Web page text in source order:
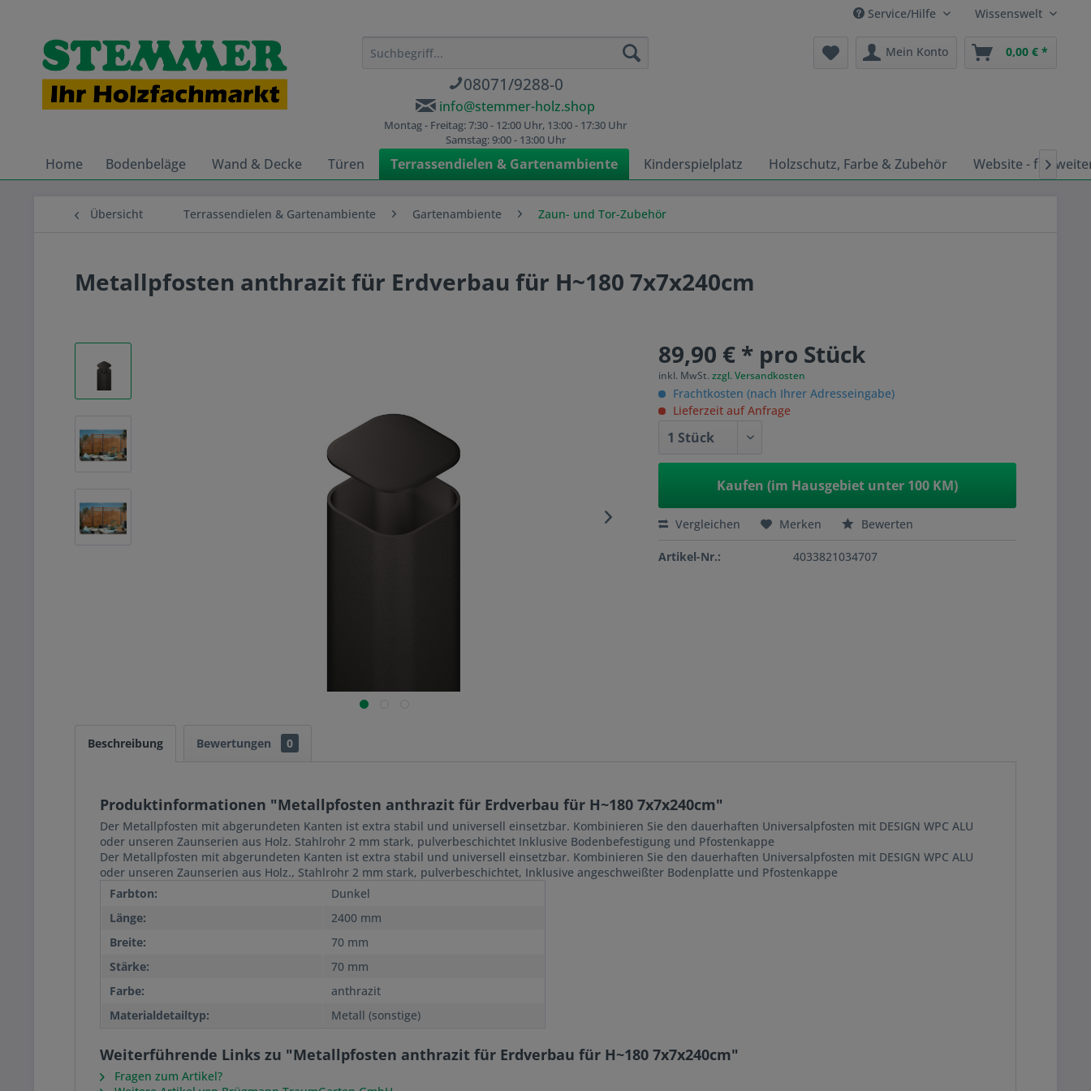
Service/Hilfe Wissenswelt
08071/9288-0
info@stemmer-holz.shop
Montag - Freitag: 7:30 - 12:00 Uhr, 13:00 - 17:30 Uhr
Samstag: 9:00 - 13:00 Uhr
Mein Konto 0,00 € *
Home Bodenbeläge Wand & Decke Türen Terrassendielen & Gartenambiente Kinderspielplatz Holzschutz, Farbe & Zubehör Website - für

Übersicht Terrassendielen & Gartenambiente Gartenambiente Zaun- und Tor-Zubehör
Metallpfosten anthrazit für Erdverbau für H~180 7x7x240cm
89,90 € * pro Stück
inkl. MwSt.zzgl. Versandkosten
Frachtkosten (nach Ihrer Adresseingabe)
Lieferzeit auf Anfrage
Kaufen (im Hausgebiet unter 100 KM)
Vergleichen Merken Bewerten
Artikel-Nr.: 4033821034707
Beschreibung Bewertungen 0
Produktinformationen "Metallpfosten anthrazit für Erdverbau für H~180 7x7x240cm"
Der Metallpfosten mit abgerundeten Kanten ist extra stabil und universell einsetzbar. Kombinieren Sie den dauerhaften Universalpfosten mit DESIGN WPC ALU
oder unseren Zaunserien aus Holz. Stahlrohr 2 mm stark, pulverbeschichtet Inklusive Bodenbefestigung und Pfostenkappe
Der Metallpfosten mit abgerundeten Kanten ist extra stabil und universell einsetzbar. Kombinieren Sie den dauerhaften Universalpfosten mit DESIGN WPC ALU
oder unseren Zaunserien aus Holz., Stahlrohr 2 mm stark, pulverbeschichtet, Inklusive angeschweißter Bodenplatte und Pfostenkappe
Farbton:
Dunkel
Länge:
2400 mm
Breite:
70 mm
Stärke:
70 mm
Farbe:
anthrazit
Materialdetailtyp:
Metall (sonstige)
Weiterführende Links zu "Metallpfosten anthrazit für Erdverbau für H~180 7x7x240cm"
Fragen zum Artikel?